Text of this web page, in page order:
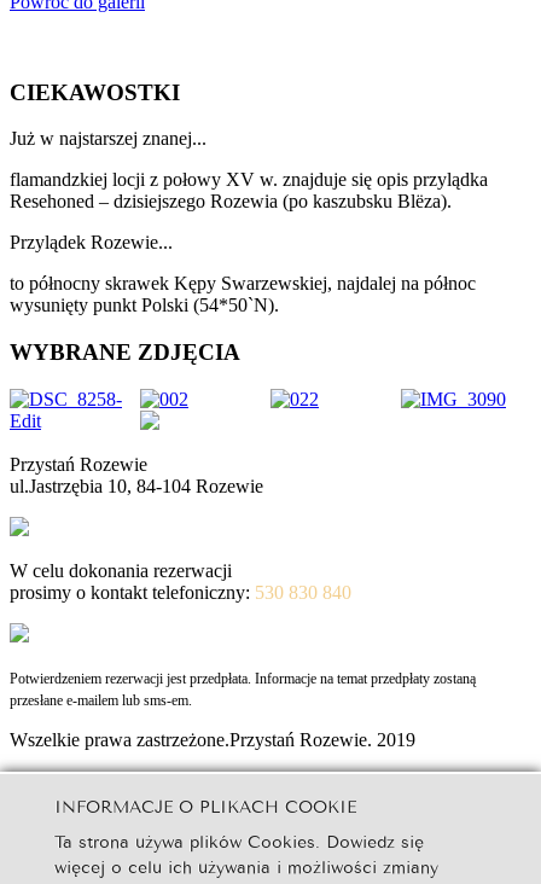
CIEKAWOSTKI
Już w najstarszej znanej...
flamandzkiej locji z połowy XV w. znajduje się opis przylądka
Resehoned – dzisiejszego Rozewia (po kaszubsku Blëza).
Przylądek Rozewie...
to północny skrawek Kępy Swarzewskiej, najdalej na północ
wysunięty punkt Polski (54*50`N).
WYBRANE ZDJĘCIA
Przystań Rozewie
ul.Jastrzębia 10, 84-104 Rozewie
W celu dokonania rezerwacji
prosimy o kontakt telefoniczny: 530 830 840
Potwierdzeniem rezerwacji jest przedpłata. Informacje na temat przedpłaty zostaną
przesłane e-mailem lub sms-em.
Wszelkie prawa zastrzeżone.Przystań Rozewie. 2019
Strona Główna
Przystań
Pakiety
Rezerwacja
INFORMACJE O PLIKACH COOKIE
Ta strona używa plików Cookies. Dowiedz się
więcej o celu ich używania i możliwości zmiany